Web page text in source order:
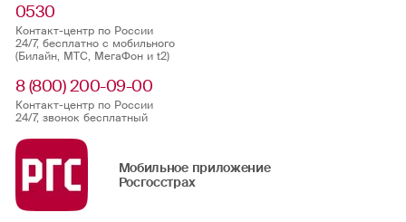
0530
Контакт-центр по России
24/7, бесплатно с мобильного
(Билайн, МТС, МегаФон и t2)
8 (800) 200-09-00
Контакт-центр по России
24/7, звонок бесплатный
Мобильное приложение
Росгосстрах